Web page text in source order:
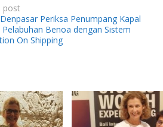
post
Periksa Penumpang Kapal
Pelabuhan Benoa dengan Sistem
On Shipping